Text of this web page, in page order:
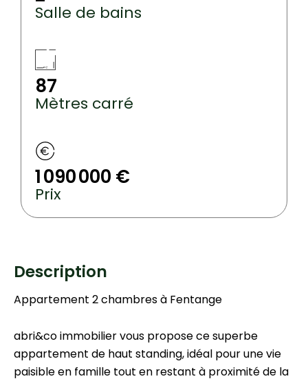
Salle de bains
87
Mètres carré
1 090 000 €
Prix
Description
Appartement 2 chambres à Fentange
abri&co immobilier vous propose ce superbe
appartement de haut standing, idéal pour une vie
paisible en famille tout en restant à proximité de la